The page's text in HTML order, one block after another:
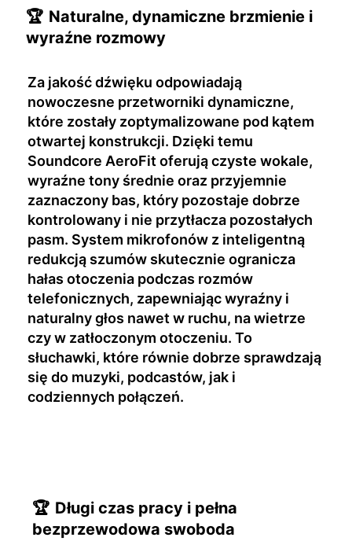
🏆 Naturalne, dynamiczne brzmienie i
wyraźne rozmowy
Za jakość dźwięku odpowiadają
nowoczesne przetworniki dynamiczne,
które zostały zoptymalizowane pod kątem
otwartej konstrukcji. Dzięki temu
Soundcore AeroFit oferują czyste wokale,
wyraźne tony średnie oraz przyjemnie
zaznaczony bas, który pozostaje dobrze
kontrolowany i nie przytłacza pozostałych
pasm. System mikrofonów z inteligentną
redukcją szumów skutecznie ogranicza
hałas otoczenia podczas rozmów
telefonicznych, zapewniając wyraźny i
naturalny głos nawet w ruchu, na wietrze
czy w zatłoczonym otoczeniu. To
słuchawki, które równie dobrze sprawdzają
się do muzyki, podcastów, jak i
codziennych połączeń.
🏆 Długi czas pracy i pełna
bezprzewodowa swoboda